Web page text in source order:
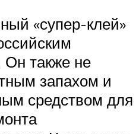
«супер-клей»
Он также не
запахом и
средством для